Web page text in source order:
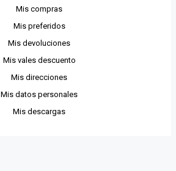
Mis compras
Mis preferidos
Mis devoluciones
Mis vales descuento
Mis direcciones
Mis datos personales
Mis descargas